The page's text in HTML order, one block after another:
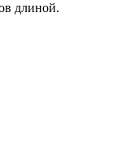
длиной.